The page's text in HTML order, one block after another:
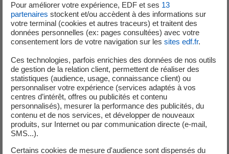
■ Rédiger un compte-rendu d'intervention.
■ Régler et contrôler le bon fonctionnement des
équipements.
conservatoires nécessaires.
■ Diagnostiquer le fonctionnement des installations.
■ Utiliser le matériel et les outils informatiques qui
relèvent de ses activités.
■ Appréhender et évaluer les risques, en concertation
avec les parties prenantes.
Profil souhaité
Pour améliorer votre expérience, EDF et ses 13
partenaires stockent et/ou accèdent à des informations sur
votre terminal (cookies et autres traceurs) et traitent des
données personnelles (ex: pages consultées) avec votre
consentement lors de votre navigation sur les sites edf.fr.
Ces technologies, parfois enrichies des données de nos outils
de gestion de la relation client, permettent de réaliser des
statistiques (audience, usage, connaissance client) ou
personnaliser votre expérience (services adaptés à vos
centres d’intérêt, offres ou publicités et contenu
personnalisés), mesurer la performance des publicités, du
contenu et de nos services, et développer de nouveaux
produits, sur Internet ou par communication directe (e-mail,
SMS...).
Certains cookies de mesure d'audience sont dispensés du